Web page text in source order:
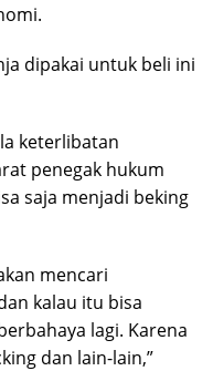
dipakai untuk beli ini
keterlibatan
penegak hukum
saja menjadi beking
mencari
kalau itu bisa
lagi. Karena
dan lain-lain,”